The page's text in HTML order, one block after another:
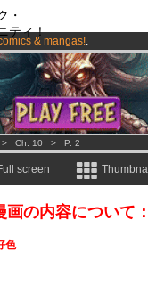
・
ティ！
& mangas!.
per month !Get membership
Ch. 10 > P. 2
screen
画の内容について
色